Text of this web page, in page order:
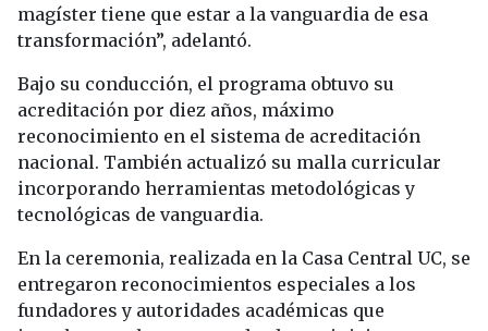
magíster tiene que estar a la vanguardia de esa
transformación”, adelantó.
Bajo su conducción, el programa obtuvo su
acreditación por diez años, máximo
reconocimiento en el sistema de acreditación
nacional. También actualizó su malla curricular
incorporando herramientas metodológicas y
tecnológicas de vanguardia.
En la ceremonia, realizada en la Casa Central UC, se
entregaron reconocimientos especiales a los
fundadores y autoridades académicas que